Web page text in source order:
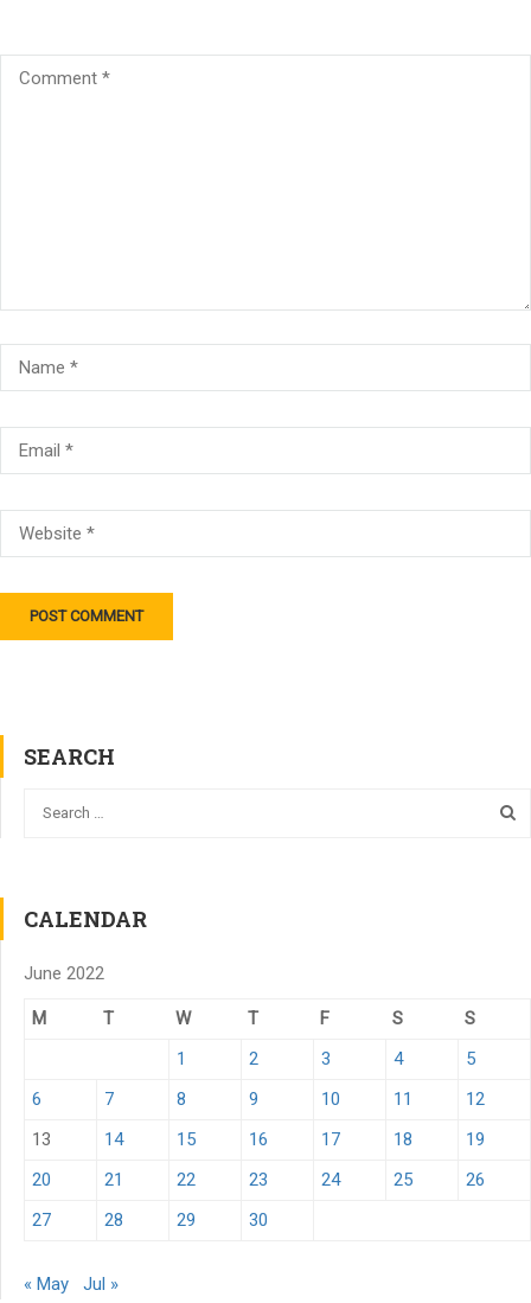
SEARCH
CALENDAR
June 2022
M T W T F S
S
1
2 3 4
5
6
7 8 9 10 11
12
13
14 15 16 17 18
19
20
21 22 23 24 25
26
27
28 29 30
« May Jul »